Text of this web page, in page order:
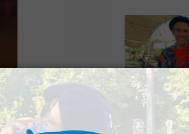
Le Béret : Un
offert par